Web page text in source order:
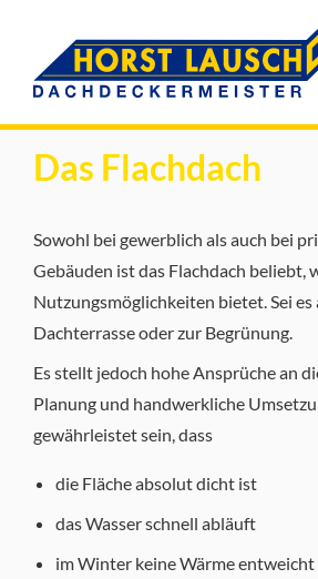
Das Flachdach
Sowohl bei gewerblich als auch bei
Gebäuden ist das Flachdach beliebt,
Nutzungsmöglichkeiten bietet. Sei es
Dachterrasse oder zur Begrünung.
Es stellt jedoch hohe Ansprüche an
Planung und handwerkliche
gewährleistet sein, dass
die Fläche absolut dicht ist
das Wasser schnell abläuft
im Winter keine Wärme entweicht